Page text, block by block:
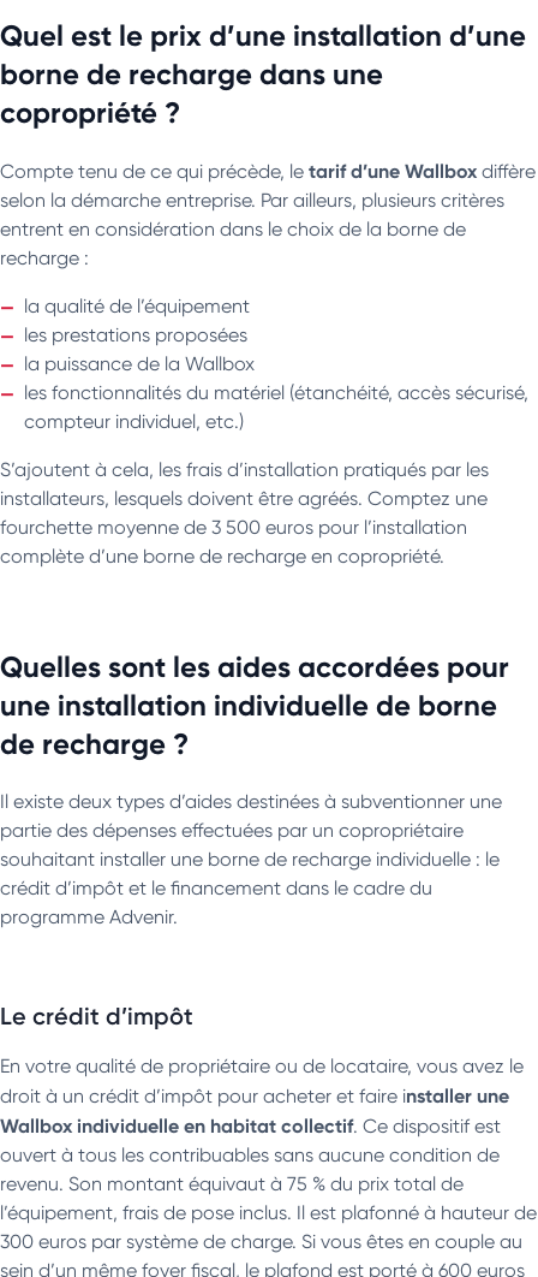
Quel est le prix d’une installation d’une
borne de recharge dans une
copropriété ?
Compte tenu de ce qui précède, le tarif d’une Wallbox diffère
selon la démarche entreprise. Par ailleurs, plusieurs critères
entrent en considération dans le choix de la borne de
recharge :
la qualité de l’équipement
les prestations proposées
la puissance de la Wallbox
les fonctionnalités du matériel (étanchéité, accès sécurisé,
compteur individuel, etc.)
S’ajoutent à cela, les frais d’installation pratiqués par les
installateurs, lesquels doivent être agréés. Comptez une
fourchette moyenne de 3 500 euros pour l’installation
complète d’une borne de recharge en copropriété.
Quelles sont les aides accordées pour
une installation individuelle de borne
de recharge ?
Il existe deux types d’aides destinées à subventionner une
partie des dépenses effectuées par un copropriétaire
souhaitant installer une borne de recharge individuelle : le
crédit d’impôt et le financement dans le cadre du
programme Advenir.
Le crédit d’impôt
En votre qualité de propriétaire ou de locataire, vous avez le
droit à un crédit d’impôt pour acheter et faire installer une
Wallbox individuelle en habitat collectif. Ce dispositif est
ouvert à tous les contribuables sans aucune condition de
revenu. Son montant équivaut à 75 % du prix total de
l’équipement, frais de pose inclus. Il est plafonné à hauteur de
300 euros par système de charge. Si vous êtes en couple au
sein d’un même foyer fiscal, le plafond est porté à 600 euros